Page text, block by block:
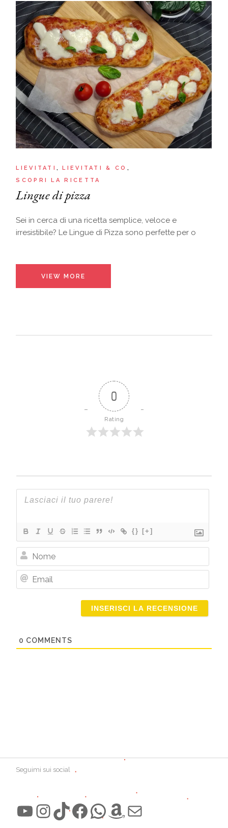
LIEVITATI
LIEVITATI & CO
SCOPRI LA RICETTA
Lingue di pizza
Sei in cerca di una ricetta semplice, veloce e
irresistibile? Le Lingue di Pizza sono perfette per o
VIEW MORE
0
Rating
{} [+]
Nome
0 COMMENTS
Seguimi sui social